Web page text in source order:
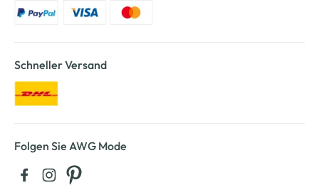
Schneller Versand
Folgen Sie AWG Mode